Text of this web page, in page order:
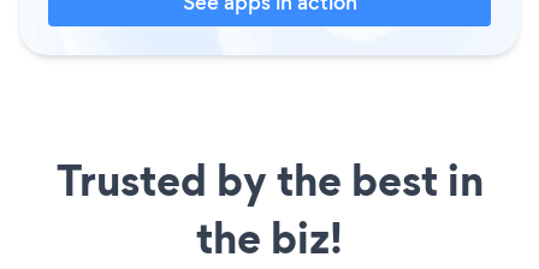
Trusted by the best in
the biz!